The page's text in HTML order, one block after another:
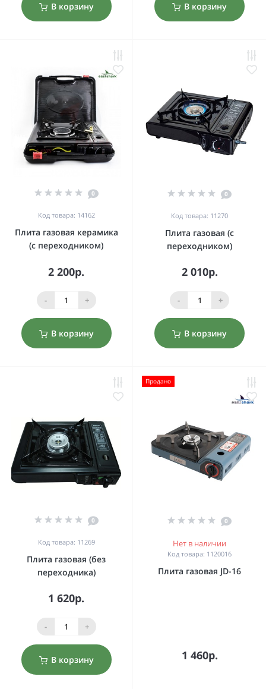
В корзину В корзину
0
Код товара: 14162
Плита газовая керамика
(с переходником)
2 200р.
- +
В корзину
0
Код товара: 11270
Плита газовая (с
переходником)
2 010р.
- +
В корзину
0
Код товара: 11269
Плита газовая (без
переходника)
1 620р.
- +
В корзину
Продано
0
Нет в наличии
Код товара: 1120016
Плита газовая JD-16
1 460р.